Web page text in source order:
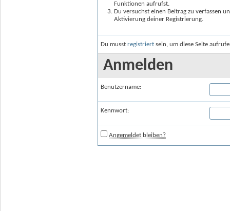
Funktionen aufrufst.
Du versuchst einen Beitrag zu verfassen
Aktivierung deiner Registrierung.
Du musst registriert sein, um diese Seite
Anmelden
Benutzername:
Kennwort:
Angemeldet bleiben?